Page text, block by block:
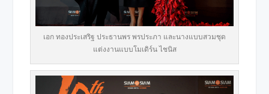
เอก ทองประเสริฐ ประธานพร พรประภา และนางแบบสวมชุด
แต่งงานแบบโมเดิร์น ไชนิส